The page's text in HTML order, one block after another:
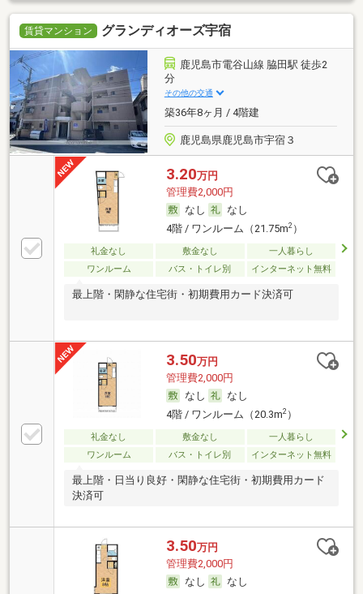
賃貸マンション グランディオーズ宇宿
鹿児島市電谷山線 脇田駅 徒歩2
分
その他の交通
築36年8ヶ月 / 4階建
鹿児島県鹿児島市宇宿３
3.20万円
管理費2,000円
なし
なし
4階 / ワンルーム（21.75m2）
礼金なし 敷金なし
一人暮らし
ワンルーム
バス・トイレ別 インターネット無料
最上階・閑静な住宅街・初期費用カード決済可
3.50万円
管理費2,000円
なし
なし
4階 / ワンルーム（20.3m2）
礼金なし 敷金なし
一人暮らし
ワンルーム
バス・トイレ別 インターネット無料
最上階・日当り良好・閑静な住宅街・初期費用カード
決済可
3.50万円
管理費2,000円
なし
なし